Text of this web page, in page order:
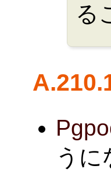
る
うに